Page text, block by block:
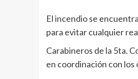
El incendio se
para evitar cualquier
Carabineros de la 5ta.
en coordinación con los